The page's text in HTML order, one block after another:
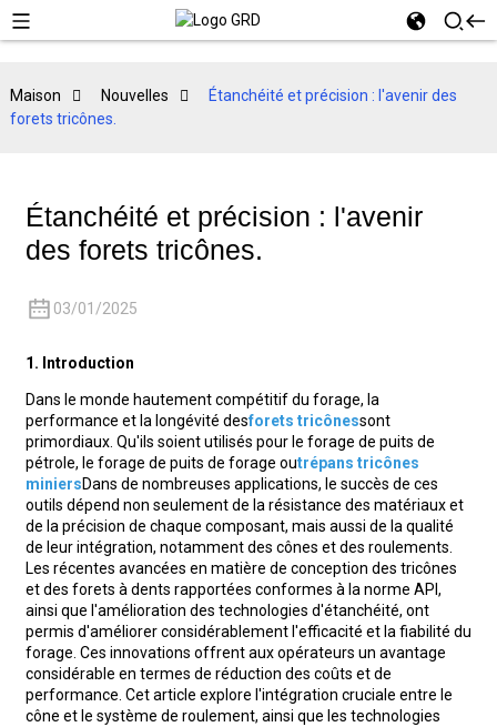
Maison Nouvelles
Étanchéité et précision : l'avenir des
forets tricônes.
Étanchéité et précision : l'avenir
des forets tricônes.
03/01/2025
1. Introduction
Dans le monde hautement compétitif du forage, la
performance et la longévité desforets tricônessont
primordiaux. Qu'ils soient utilisés pour le forage de puits de
pétrole, le forage de puits de forage outrépans tricônes
miniersDans de nombreuses applications, le succès de ces
outils dépend non seulement de la résistance des matériaux et
de la précision de chaque composant, mais aussi de la qualité
de leur intégration, notamment des cônes et des roulements.
Les récentes avancées en matière de conception des tricônes
et des forets à dents rapportées conformes à la norme API,
ainsi que l'amélioration des technologies d'étanchéité, ont
permis d'améliorer considérablement l'efficacité et la fiabilité du
forage. Ces innovations offrent aux opérateurs un avantage
considérable en termes de réduction des coûts et de
performance. Cet article explore l'intégration cruciale entre le
cône et le système de roulement, ainsi que les technologies